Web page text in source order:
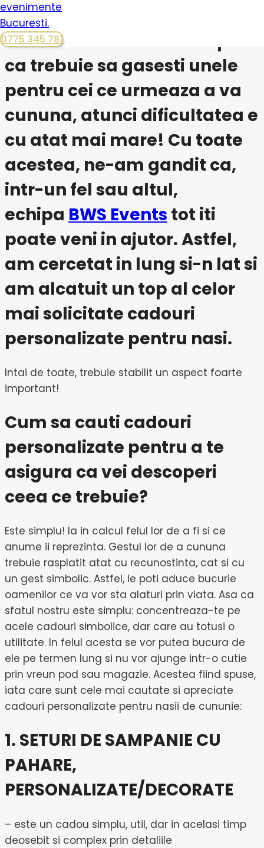
0775 345 781
cadouri personalizate. Iar
daca luam in calcul si faptul
ca trebuie sa gasesti unele
pentru cei ce urmeaza a va
cununa, atunci dificultatea e
cu atat mai mare! Cu toate
acestea, ne-am gandit ca,
intr-un fel sau altul,
echipa BWS Events tot iti
poate veni in ajutor. Astfel,
am cercetat in lung si-n lat si
am alcatuit un top al celor
mai solicitate cadouri
personalizate pentru nasi.
Intai de toate, trebuie stabilit un aspect foarte
important!
Cum sa cauti cadouri
personalizate pentru a te
asigura ca vei descoperi
ceea ce trebuie?
Este simplu! Ia in calcul felul lor de a fi si ce
anume ii reprezinta. Gestul lor de a cununa
trebuie rasplatit atat cu recunostinta, cat si cu
un gest simbolic. Astfel, le poti aduce bucurie
oamenilor ce va vor sta alaturi prin viata. Asa ca
sfatul nostru este simplu: concentreaza-te pe
acele cadouri simbolice, dar care au totusi o
utilitate. In felul acesta se vor putea bucura de
ele pe termen lung si nu vor ajunge intr-o cutie
prin vreun pod sau magazie. Acestea fiind spuse,
iata care sunt cele mai cautate si apreciate
cadouri personalizate pentru nasii de cununie:
1. SETURI DE SAMPANIE CU
PAHARE,
PERSONALIZATE/DECORATE
– este un cadou simplu, util, dar in acelasi timp
deosebit si complex prin detaliile